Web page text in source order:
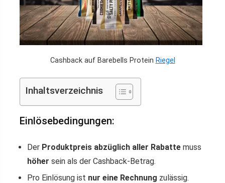
Cashback auf Barebells Protein Riegel
Inhaltsverzeichnis
Einlösebedingungen:
Der Produktpreis abzüglich aller Rabatte muss
höher sein als der Cashback-Betrag.
Pro Einlösung ist nur eine Rechnung zulässig.